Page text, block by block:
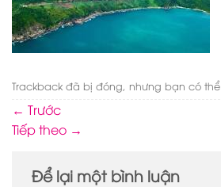
Trackback đã bị đóng, nhưng bạn có thể
← Trước
Tiếp theo →
Để lại một bình luận